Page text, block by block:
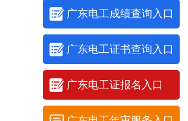
广东电工成绩查询入口
广东电工证书查询入口
广东电工证报名入口